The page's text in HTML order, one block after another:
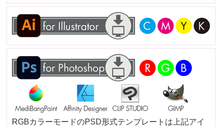
RGBカラーモードのPSD形式テンプレートは上記アイ